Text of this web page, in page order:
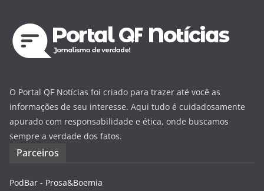
O Portal QF Notícias foi criado para trazer até você as
informações de seu interesse. Aqui tudo é cuidadosamente
apurado com responsabilidade e ética, onde buscamos
sempre a verdade dos fatos.
Parceiros
PodBar - Prosa&Boemia